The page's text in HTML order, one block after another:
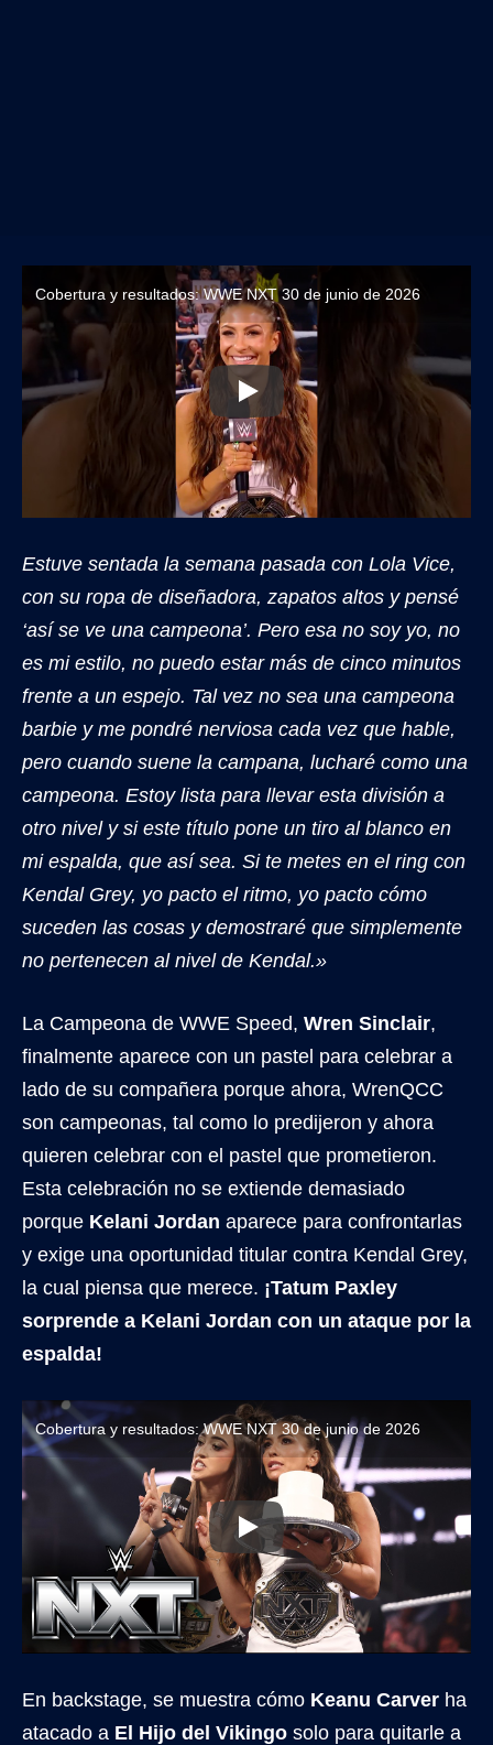
Cobertura y resultados: WWE NXT 30 de junio de 2026
Estuve sentada la semana pasada con Lola Vice,
con su ropa de diseñadora, zapatos altos y pensé
‘así se ve una campeona’. Pero esa no soy yo, no
es mi estilo, no puedo estar más de cinco minutos
frente a un espejo. Tal vez no sea una campeona
barbie y me pondré nerviosa cada vez que hable,
pero cuando suene la campana, lucharé como una
campeona. Estoy lista para llevar esta división a
otro nivel y si este título pone un tiro al blanco en
mi espalda, que así sea. Si te metes en el ring con
Kendal Grey, yo pacto el ritmo, yo pacto cómo
suceden las cosas y demostraré que simplemente
no pertenecen al nivel de Kendal.»
La Campeona de WWE Speed, Wren Sinclair,
finalmente aparece con un pastel para celebrar a
lado de su compañera porque ahora, WrenQCC
son campeonas, tal como lo predijeron y ahora
quieren celebrar con el pastel que prometieron.
Esta celebración no se extiende demasiado
porque Kelani Jordan aparece para confrontarlas
y exige una oportunidad titular contra Kendal Grey,
la cual piensa que merece. ¡Tatum Paxley
sorprende a Kelani Jordan con un ataque por la
espalda!
Cobertura y resultados: WWE NXT 30 de junio de 2026
En backstage, se muestra cómo Keanu Carver ha
atacado a El Hijo del Vikingo solo para quitarle a